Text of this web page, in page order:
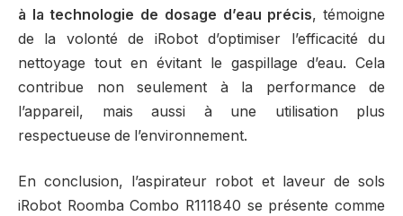
à la technologie de dosage d’eau précis, témoigne
de la volonté de iRobot d’optimiser l’efficacité du
nettoyage tout en évitant le gaspillage d’eau. Cela
contribue non seulement à la performance de
l’appareil, mais aussi à une utilisation plus
respectueuse de l’environnement.
En conclusion, l’aspirateur robot et laveur de sols
iRobot Roomba Combo ‎R111840 se présente comme